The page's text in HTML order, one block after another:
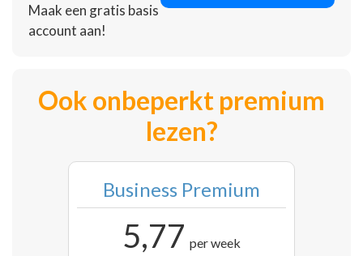
Maak een gratis basis
account aan!
Ook onbeperkt premium
lezen?
Business Premium
5,77 per week